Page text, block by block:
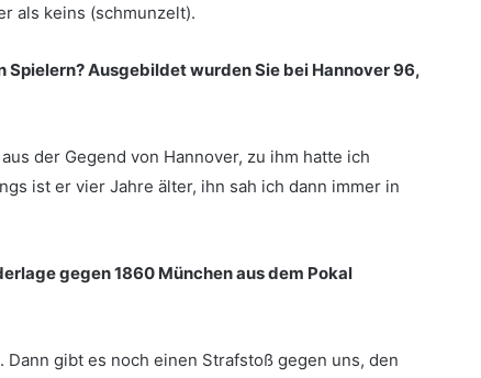
als keins (schmunzelt).
Ausgebildet wurden Sie bei Hannover 96,
der Gegend von Hannover, zu ihm hatte ich
ist er vier Jahre älter, ihn sah ich dann immer in
gegen 1860 München aus dem Pokal
gibt es noch einen Strafstoß gegen uns, den